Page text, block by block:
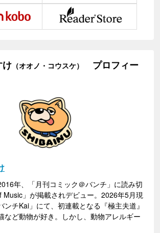
け （オオノ・コウスケ）
プロフィー
年、「月刊コミック＠バンチ」に読み切
Music」が掲載されデビュー。2026年5月現
ンチKai」にて、初連載となる『極主夫道』
など動物が好き。しかし、動物アレルギー